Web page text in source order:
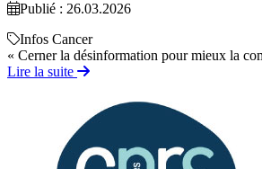
Publié : 26.03.2026
Infos Cancer
« Cerner la désinformation pour mieux la
Lire la suite